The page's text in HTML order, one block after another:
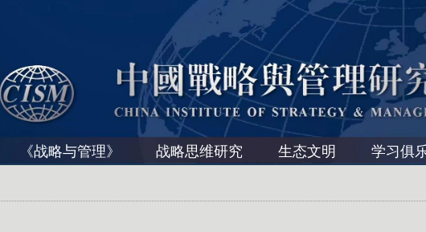
《战略与管理》 战略思维研究 生态文明 学习俱